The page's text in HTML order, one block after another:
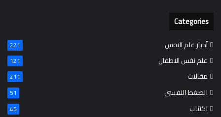
Categories
أخبار علم النفس 221
علم نفس الاطفال 121
مقالات 211
الضغط النفسي 51
اكتئاب 45